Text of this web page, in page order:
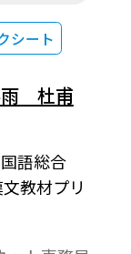
シート
雨 杜甫
語総合
教材プリ